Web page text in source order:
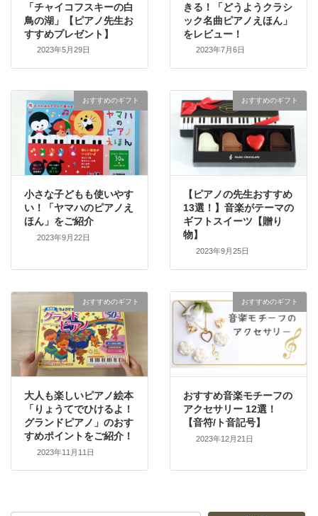
「チャイコフスキーの白
鳥の湖」【ピアノ先生お
すすめプレゼント】
2023年5月29日
きる！「どうようクラシ
ック名曲ピアノえほん」
をレビュー！
2023年7月6日
おすすめのギフト
小さな子どもも使いやす
い！「ヤマハのピアノえ
ほん」をご紹介
2023年9月22日
おすすめのギフト
【ピアノの先生おすすめ
13選！】音楽がテーマの
ギフトスイーツ【贈り
物】
2023年9月25日
おすすめのギフト
大人も楽しいピアノ絵本
「りょうてでひけるよ！
グランドピアノ」のおす
すめポイントをご紹介！
2023年11月11日
おすすめのギフト
おすすめ音楽モチーフの
アクセサリー 12選！
【音符/ト音記号】
2023年12月21日